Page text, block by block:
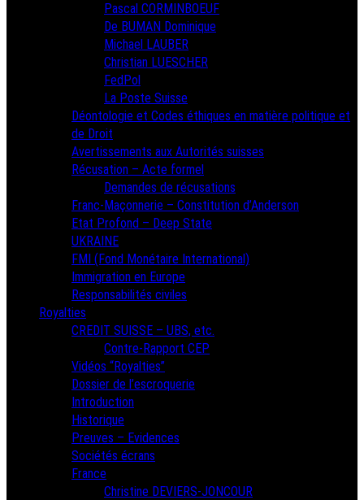
Pascal CORMINBOEUF
De BUMAN Dominique
Michael LAUBER
Christian LUESCHER
FedPol
La Poste Suisse
Déontologie et Codes éthiques en matière politique et
de Droit
Avertissements aux Autorités suisses
Récusation – Acte formel
Demandes de récusations
Franc-Maçonnerie – Constitution d’Anderson
Etat Profond – Deep State
UKRAINE
FMI (Fond Monétaire International)
Immigration en Europe
Responsabilités civiles
Royalties
CREDIT SUISSE – UBS, etc.
Contre-Rapport CEP
Vidéos “Royalties”
Dossier de l’escroquerie
Introduction
Historique
Preuves – Evidences
Sociétés écrans
France
Christine DEVIERS-JONCOUR